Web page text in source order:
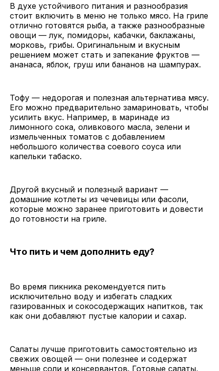
В духе устойчивого питания и разнообразия
стоит включить в меню не только мясо. На гриле
отлично готовятся рыба, а также разнообразные
овощи — лук, помидоры, кабачки, баклажаны,
морковь, грибы. Оригинальным и вкусным
решением может стать и запекание фруктов —
ананаса, яблок, груш или бананов на шампурах.
Тофу — недорогая и полезная альтернатива мясу.
Его можно предварительно замариновать, чтобы
усилить вкус. Например, в маринаде из
лимонного сока, оливкового масла, зелени и
измельченных томатов с добавлением
небольшого количества соевого соуса или
капельки табаско.
Другой вкусный и полезный вариант —
домашние котлеты из чечевицы или фасоли,
которые можно заранее приготовить и довести
до готовности на гриле.
Что пить и чем дополнить еду?
Во время пикника рекомендуется пить
исключительно воду и избегать сладких
газированных и сокосодержащих напитков, так
как они добавляют пустые калории и сахар.
Салаты лучше приготовить самостоятельно из
свежих овощей — они полезнее и содержат
меньше соли и консервантов. Готовые салаты,